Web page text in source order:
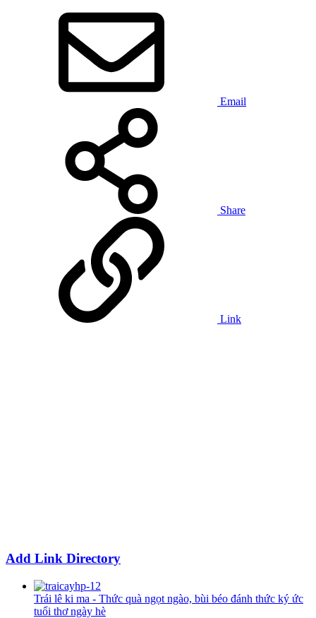
Email
Share
Link
Add Link Directory
Trái lê ki ma - Thức quà ngọt ngào, bùi béo đánh thức ký ức
tuổi thơ ngày hè